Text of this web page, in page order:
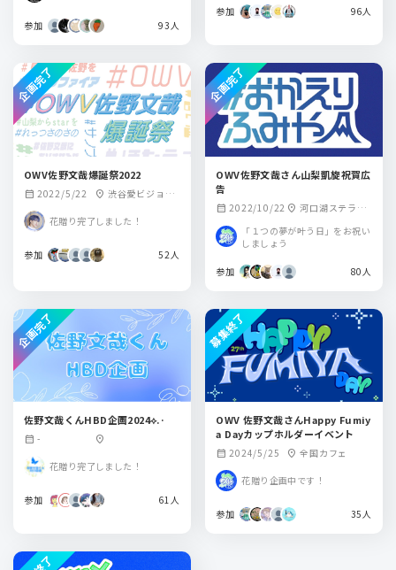
参加 93人
参加 96人
OWV佐野文哉爆誕祭2022
calendar_month 2022/5/22 location_on 渋谷愛ビジョ
ジョン
花贈り完了しました！
参加 52人
企画完了
OWV佐野文哉さん山梨凱旋祝賀広
告
calendar_month 2022/10/22 location_on 河口湖ステラシ
「１つの夢が叶う日」をお祝い
しましょう
参加 80人
企画完了
佐野文哉くんHBD企画2024⟡.·
calendar_month - location_on
花贈り完了しました！
参加 61人
企画完了
OWV 佐野文哉さんHappy Fumiy
a Dayカップホルダーイベント
calendar_month 2024/5/25 location_on 全国カフェ
花贈り企画中です！
参加 35人
募集終了